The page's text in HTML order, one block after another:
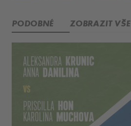
PODOBNÉ ZOBRAZIT VŠE